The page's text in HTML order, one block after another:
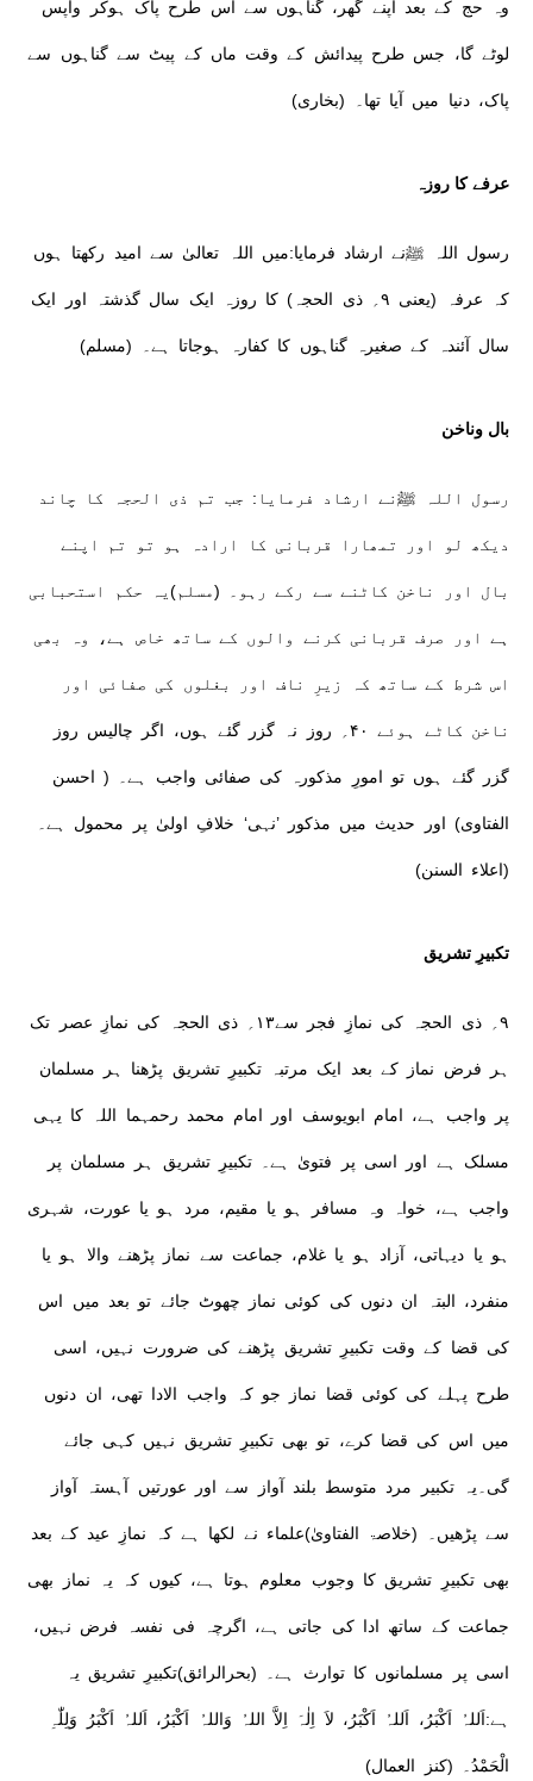
وہ حج کے بعد اپنے گھر، گناہوں سے اس طرح پاک ہوکر واپس
لوٹے گا، جس طرح پیدائش کے وقت ماں کے پیٹ سے گناہوں سے
پاک، دنیا میں آیا تھا۔ (بخاری)
عرفے کا روزہ
رسول اللہ ﷺنے ارشاد فرمایا:میں اللہ تعالیٰ سے امید رکھتا ہوں
کہ عرفہ (یعنی ۹؍ ذی الحجہ) کا روزہ ایک سال گذشتہ اور ایک
سال آئندہ کے صغیرہ گناہوں کا کفارہ ہوجاتا ہے۔ (مسلم)
بال وناخن
رسول اللہ ﷺنے ارشاد فرمایا: جب تم ذی الحجہ کا چاند
دیکھ لو اور تمھارا قربانی کا ارادہ ہو تو تم اپنے
بال اور ناخن کاٹنے سے رکے رہو۔ (مسلم)یہ حکم استحبابی
ہے اور صرف قربانی کرنے والوں کے ساتھ خاص ہے، وہ بھی
اس شرط کے ساتھ کہ زیرِ ناف اور بغلوں کی صفائی اور
ناخن کاٹے ہوئے ۴۰؍ روز نہ گزر گئے ہوں، اگر چالیس روز
گزر گئے ہوں تو امورِ مذکورہ کی صفائی واجب ہے۔ ( احسن
الفتاوی) اور حدیث میں مذکور ’نہی‘ خلافِ اولیٰ پر محمول ہے۔
(اعلاء السنن)
تکبیرِ تشریق
۹؍ ذی الحجہ کی نمازِ فجر سے۱۳؍ ذی الحجہ کی نمازِ عصر تک
ہر فرض نماز کے بعد ایک مرتبہ تکبیرِ تشریق پڑھنا ہر مسلمان
پر واجب ہے، امام ابویوسف اور امام محمد رحمہما اللہ کا یہی
مسلک ہے اور اسی پر فتویٰ ہے۔ تکبیرِ تشریق ہر مسلمان پر
واجب ہے، خواہ وہ مسافر ہو یا مقیم، مرد ہو یا عورت، شہری
ہو یا دیہاتی، آزاد ہو یا غلام، جماعت سے نماز پڑھنے والا ہو یا
منفرد، البتہ ان دنوں کی کوئی نماز چھوٹ جائے تو بعد میں اس
کی قضا کے وقت تکبیرِ تشریق پڑھنے کی ضرورت نہیں، اسی
طرح پہلے کی کوئی قضا نماز جو کہ واجب الادا تھی، ان دنوں
میں اس کی قضا کرے، تو بھی تکبیرِ تشریق نہیں کہی جائے
گی۔یہ تکبیر مرد متوسط بلند آواز سے اور عورتیں آہستہ آواز
سے پڑھیں۔ (خلاصۃ الفتاویٰ)علماء نے لکھا ہے کہ نمازِ عید کے بعد
بھی تکبیرِ تشریق کا وجوب معلوم ہوتا ہے، کیوں کہ یہ نماز بھی
جماعت کے ساتھ ادا کی جاتی ہے، اگرچہ فی نفسہ فرض نہیں،
اسی پر مسلمانوں کا توارث ہے۔ (بحرالرائق)تکبیرِ تشریق یہ
ہے:اَللہُ اَکْبَرُ، اَللہُ اَکْبَرُ، لاَ اِلٰہَ اِلاَّ اللہُ وَاللہُ اَکْبَرُ، اَللہُ اَکْبَرُ وَلِلّٰہِ
الْحَمْدُ۔ (کنز العمال)